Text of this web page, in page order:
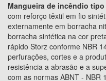
Mangueira de incêndio tipo
com reforço têxtil em fio
externamente em borracha
borracha sintética na cor
rápido Storz conforme NBR
perfurações, cortes e a
resistência a abrasão e a
com as normas ABNT - NBR